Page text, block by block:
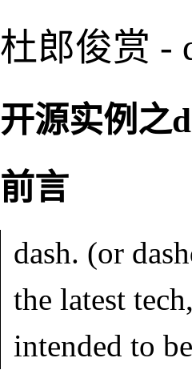
杜郎俊赏 -
开源实例之
前言
dash. (or
the latest
intended to